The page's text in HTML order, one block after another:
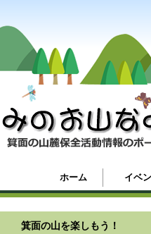
ホーム イベ
箕面の山を楽しもう！